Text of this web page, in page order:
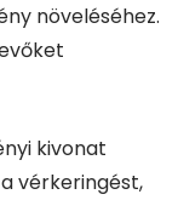
növeléséhez.
kivonat
vérkeringést,